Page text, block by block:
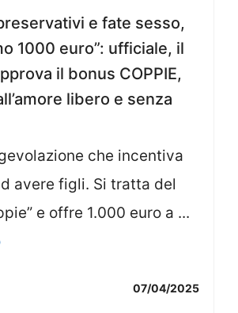
e fate sesso,
1000 euro”: ufficiale, il
il bonus COPPIE,
libero e senza
che incentiva
avere figli. Si tratta del
e offre 1.000 euro a ...
07/04/2025